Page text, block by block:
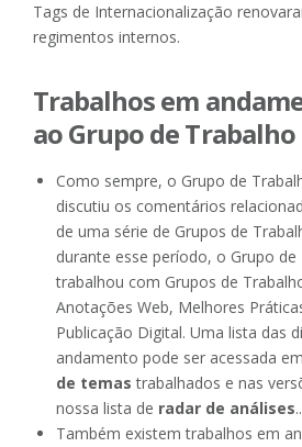
Tags de Internacionalização
regimentos internos.
Trabalhos em
ao Grupo de Trabalho
Como sempre, o Grupo de
discutiu os comentários
de uma série de Grupos de
durante esse período, o Grupo de
trabalhou com Grupos de
Anotações Web, Melhores
Publicação Digital. Uma lista das
andamento pode ser acessada
de temas trabalhados e nas
nossa lista de radar de análises..
Também existem trabalhos em